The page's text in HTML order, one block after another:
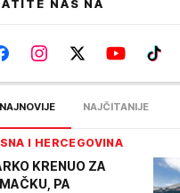
NAS NA
NAJNOVIJE NAJČITANIJE
I HERCEGOVINA
KRENUO ZA
PA